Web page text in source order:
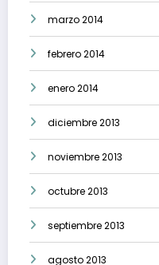
marzo 2014
febrero 2014
enero 2014
diciembre 2013
noviembre 2013
octubre 2013
septiembre 2013
agosto 2013